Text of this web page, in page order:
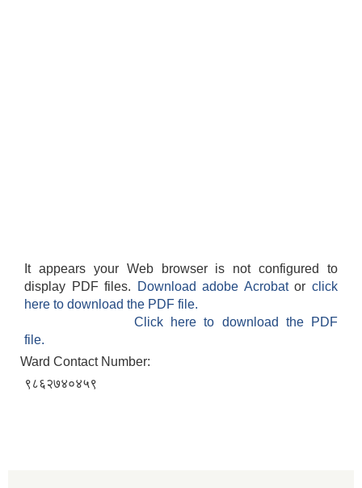
It appears your Web browser is not configured to
display PDF files.
Download adobe Acrobatorclick
here to download the PDF file.
Click here to download the PDF
file.
Ward Contact Number:
९८६२७४०४५९